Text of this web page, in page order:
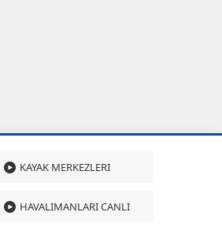
KAYAK MERKEZLERI
HAVALIMANLARI CANLI